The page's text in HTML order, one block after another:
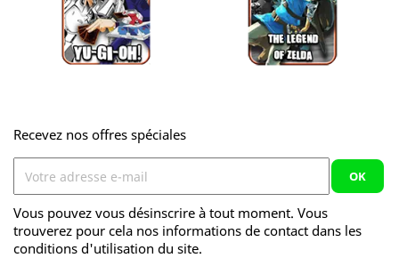
Recevez nos offres spéciales
Vous pouvez vous désinscrire à tout moment. Vous
trouverez pour cela nos informations de contact dans les
conditions d'utilisation du site.